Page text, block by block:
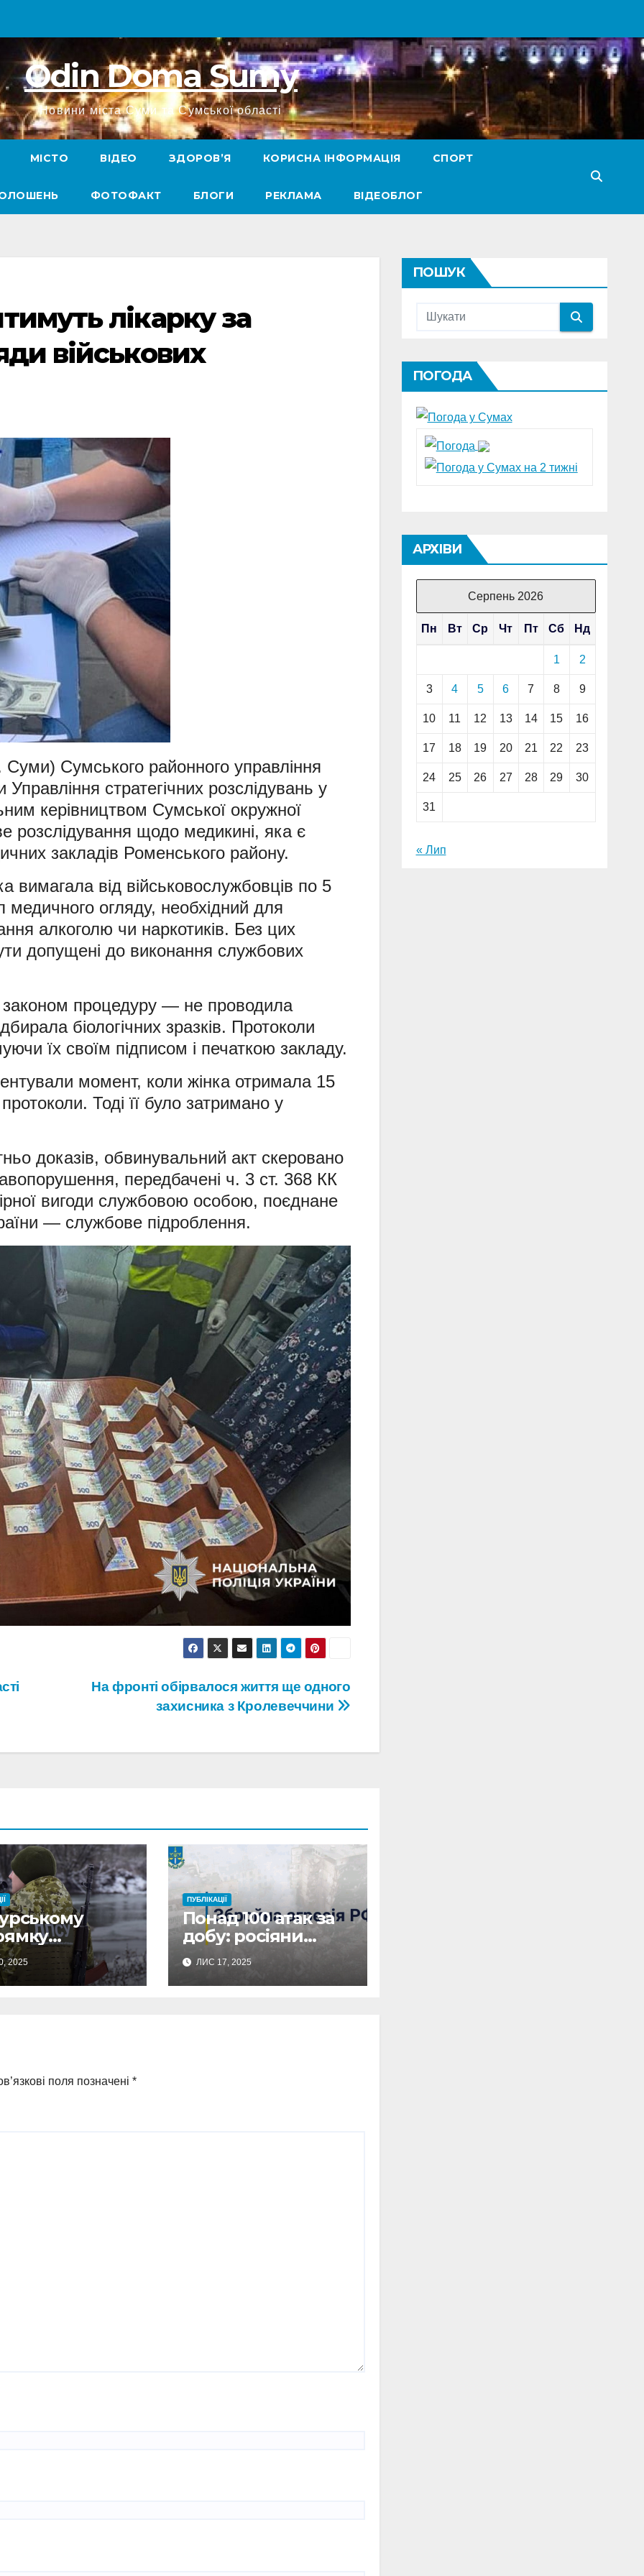
Odin Doma Sumy
Новини міста Суми та Сумської області
МІСТО ВІДЕО ЗДОРОВ’Я КОРИСНА ІНФОРМАЦІЯ СПОРТ
ФОТОФАКТ БЛОГИ РЕКЛАМА ВІДЕОБЛОГ
лікарку за
військових
Суми) Сумського районного управління
Управління стратегічних розслідувань у
керівництвом Сумської окружної
розслідування щодо медикині, яка є
закладів Роменського району.
вимагала від військовослужбовців по 5
медичного огляду, необхідний для
алкоголю чи наркотиків. Без цих
допущені до виконання службових
законом процедуру — не проводила
біологічних зразків. Протоколи
їх своїм підписом і печаткою закладу.
момент, коли жінка отримала 15
Тоді її було затримано у
доказів, обвинувальний акт скеровано
передбачені ч. 3 ст. 368 КК
вигоди службовою особою, поєднане
— службове підроблення.
На фронті обірвалося життя ще одного
захисника з Кролевеччини
окупантів
2025
ПУБЛІКАЦІЇ
Понад 100 атак за
добу: росіяни
масовано
обстріляли
Сумщину
ЛИС 17, 2025
поля позначені *
ПОШУК
ПОГОДА
АРХІВИ
Серпень 2026
Пн Вт Ср Чт Пт Сб Нд
1 2
3 4 5 6 7 8 9
10 11 12 13 14 15 16
17 18 19 20 21 22 23
24 25 26 27 28 29 30
31
« Лип